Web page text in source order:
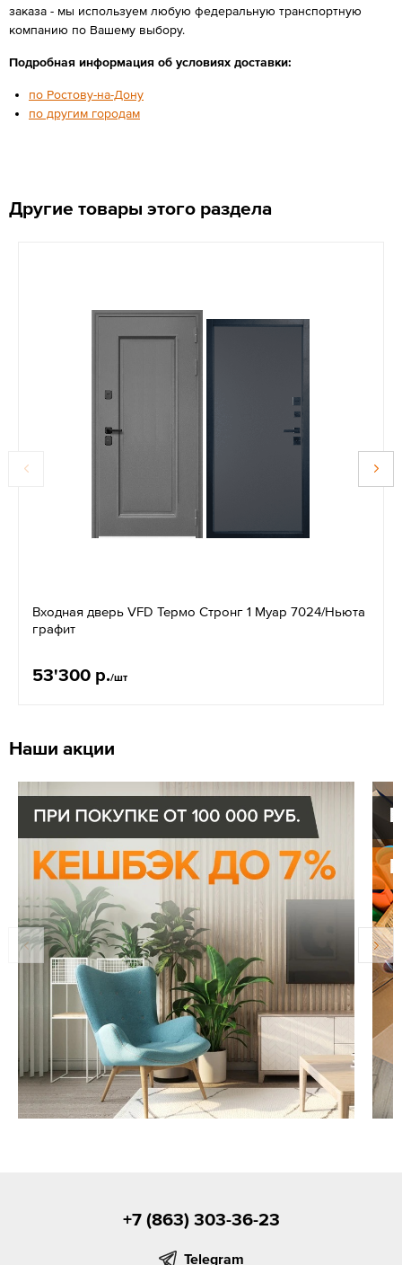
заказа - мы используем любую федеральную транспортную
компанию по Вашему выбору.
Подробная информация об условиях доставки:
по Ростову-на-Дону
по другим городам
Другие товары этого раздела
Входная дверь VFD Термо Стронг 1 Муар 7024/Ньюта
графит
53'300 р./шт
Наши акции
+7 (863) 303-36-23
Telegram